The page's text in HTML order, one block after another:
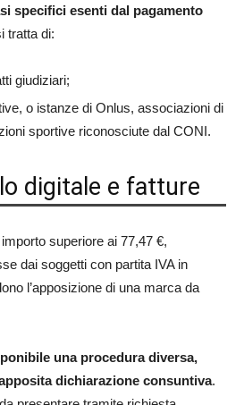
specifici esenti dal pagamento
tratta di:
giudiziari;
o istanze di Onlus, associazioni di
sportive riconosciute dal CONI.
digitale e fatture
superiore ai 77,47 €,
dai soggetti con partita IVA in
l’apposizione di una marca da
una procedura diversa,
dichiarazione consuntiva.